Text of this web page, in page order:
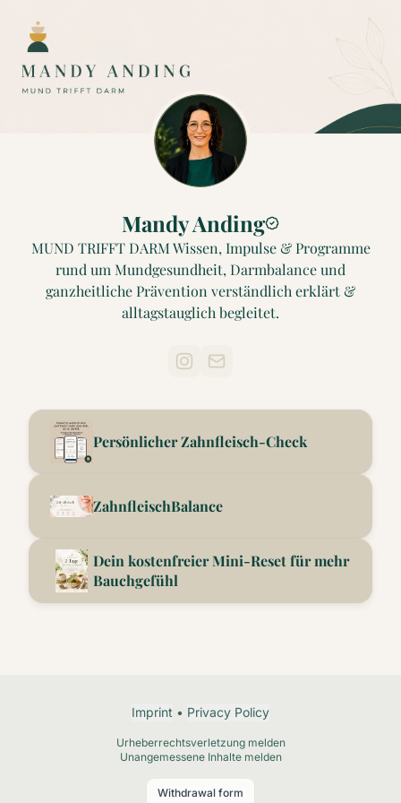
Mandy Anding
MUND TRIFFT DARM Wissen, Impulse & Programme
rund um Mundgesundheit, Darmbalance und
ganzheitliche Prävention verständlich erklärt &
alltagstauglich begleitet.
Persönlicher Zahnfleisch-Check
ZahnfleischBalance
Dein kostenfreier Mini-Reset für mehr
Bauchgefühl
Imprint • Privacy Policy
Urheberrechtsverletzung melden
Unangemessene Inhalte melden
Withdrawal form